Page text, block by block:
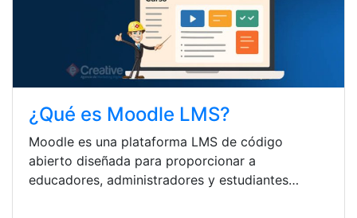
¿Qué es Moodle LMS?
Moodle es una plataforma LMS de código
abierto diseñada para proporcionar a
educadores, administradores y estudiantes…